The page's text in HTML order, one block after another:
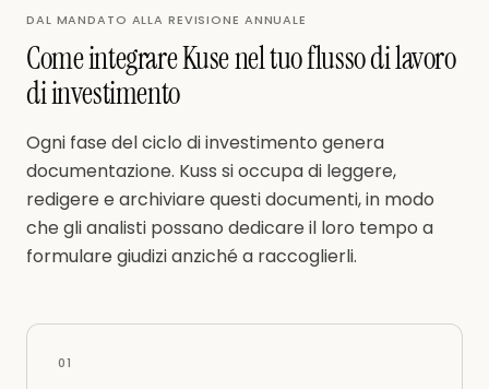
DAL MANDATO ALLA REVISIONE ANNUALE
Come integrare Kuse nel tuo flusso di lavoro
di investimento
Ogni fase del ciclo di investimento genera
documentazione. Kuss si occupa di leggere,
redigere e archiviare questi documenti, in modo
che gli analisti possano dedicare il loro tempo a
formulare giudizi anziché a raccoglierli.
01